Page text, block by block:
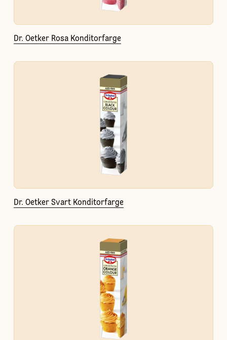
Dr. Oetker Rosa Konditorfarge
Dr. Oetker Svart Konditorfarge